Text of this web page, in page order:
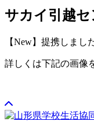
サカイ引越セ
【New】提携しまし
詳しくは下記の画像